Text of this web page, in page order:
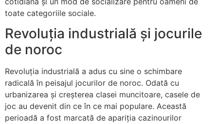
toate categoriile sociale.
Revoluția industrială și jocurile
de noroc
Revoluția industrială a adus cu sine o schimbare
radicală în peisajul jocurilor de noroc. Odată cu
urbanizarea și creșterea clasei muncitoare, casele de
joc au devenit din ce în ce mai populare. Această
perioadă a fost marcată de apariția cazinourilor